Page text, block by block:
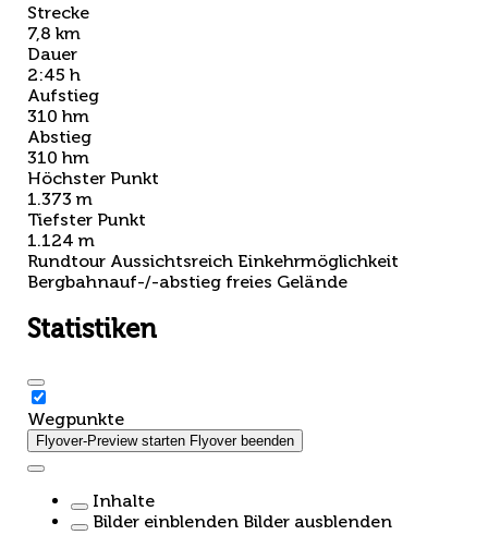
Strecke
7,8 km
Dauer
2:45 h
Aufstieg
310 hm
Abstieg
310 hm
Höchster Punkt
1.373 m
Tiefster Punkt
1.124 m
Rundtour Aussichtsreich Einkehrmöglichkeit
Bergbahnauf-/-abstieg freies Gelände
Statistiken
Wegpunkte
Flyover-Preview starten Flyover beenden
Inhalte
Bilder einblenden Bilder ausblenden